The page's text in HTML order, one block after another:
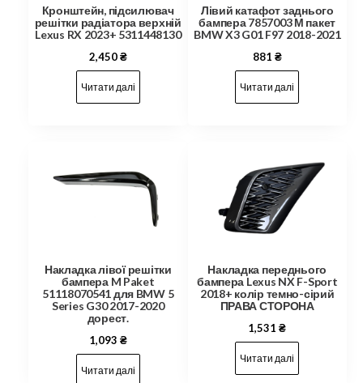
Кронштейн, підсилювач
решітки радіатора верхній
Lexus RX 2023+ 5311448130
2,450₴
Читати далі
Лівий катафот заднього
бампера 7857003 М пакет
BMW X3 G01 F97 2018-2021
881 ₴
Читати далі
Накладка лівої решітки
бампера M Paket
51118070541 для BMW 5
Series G30 2017-2020
дорест.
1,093 ₴
Читати далі
Накладка переднього
бампера Lexus NX F-Sport
2018+ колір темно-сірий
ПРАВА СТОРОНА
1,531₴
Читати далі